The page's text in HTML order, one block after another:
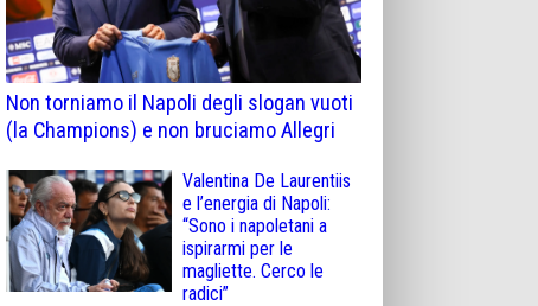
Non torniamo il Napoli degli slogan vuoti
(la Champions) e non bruciamo Allegri
Valentina De Laurentiis
e l’energia di Napoli:
“Sono i napoletani a
ispirarmi per le
magliette. Cerco le
radici”